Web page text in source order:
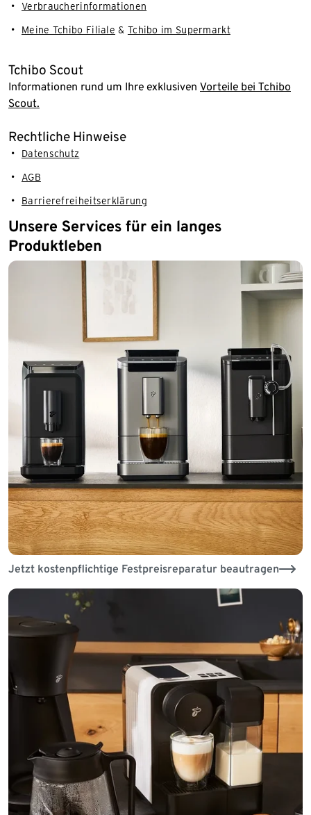
Verbraucherinformationen
Meine Tchibo Filiale & Tchibo im Supermarkt
Tchibo Scout
Informationen rund um Ihre exklusiven Vorteile bei Tchibo
Scout.
Rechtliche Hinweise
Datenschutz
AGB
Barrierefreiheitserklärung
Unsere Services für ein langes
Produktleben
Jetzt kostenpflichtige Festpreisreparatur beautragen